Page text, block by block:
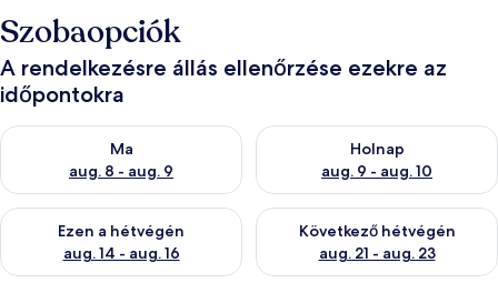
Szobaopciók
A rendelkezésre állás ellenőrzése ezekre az
időpontokra
Ma
aug. 8 - aug. 9
A ma esti rendelkezésre állás ellenőrzése: aug. 8 - aug. 9
Holnap
aug. 9 - aug. 10
A holnapi rendelkezésre állás
Ezen a hétvégén
aug. 14 - aug. 16
A mostani hétvégi rendelkezésre állás ellenőrzése: aug. 14 -
Következő hétvégén
aug. 21 - aug. 23
A következő hétvégi